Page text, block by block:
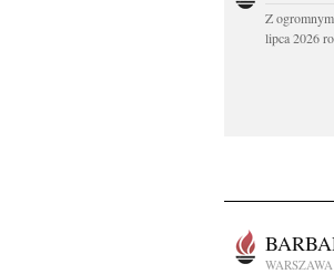
Z
lipca 2026
WARSZAWA